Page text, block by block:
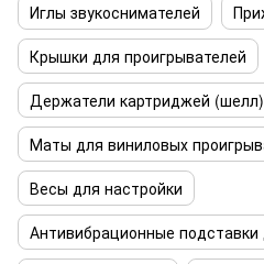
Иглы звукоснимателей
Крышки для проигрывателей
Держатели картриджей (шелл)
Маты для виниловых
Весы для настройки